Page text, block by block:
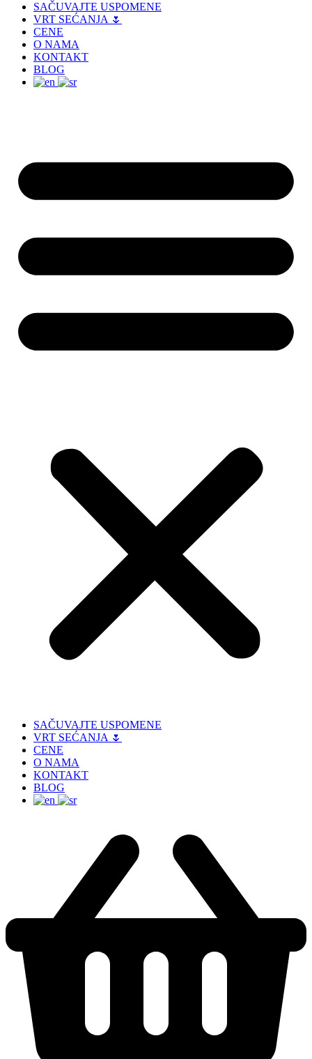
SAČUVAJTE USPOMENE
VRT SEĆANJA 🌷
CENE
O NAMA
KONTAKT
BLOG
SAČUVAJTE USPOMENE
VRT SEĆANJA 🌷
CENE
O NAMA
KONTAKT
BLOG